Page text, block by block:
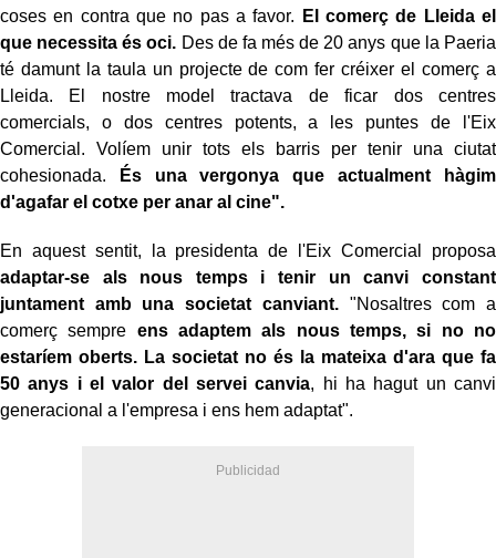
coses en contra que no pas a favor.
El comerç de Lleida el
que necessita és oci. Des de fa més de 20 anys que la Paeria
té damunt la taula un projecte de com fer créixer el comerç a
Lleida. El nostre model tractava de ficar dos centres
comercials, o dos centres potents, a les puntes de l'Eix
Comercial. Volíem unir tots els barris per tenir una ciutat
cohesionada.
És una vergonya que actualment hàgim
d'agafar el cotxe per anar al cine".
En aquest sentit, la presidenta de l'Eix Comercial proposa
adaptar-se als nous temps i tenir un canvi constant
juntament amb una societat canviant."Nosaltres com a
comerç sempre ens adaptem als nous temps, si no no
estaríem oberts. La societat no és la mateixa d'ara que fa
50 anys i el valor del servei canvia, hi ha hagut un canvi
generacional a l'empresa i ens hem adaptat".